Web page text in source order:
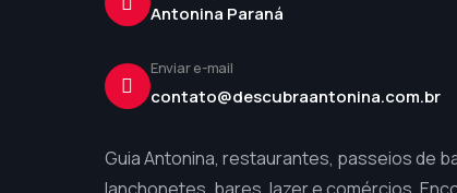
Antonina Paraná
Enviar e-mail
contato@descubraantonina.com.br
Guia Antonina, restaurantes, passeios de